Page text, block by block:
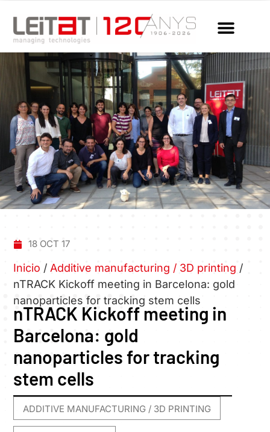
18 OCT 17
Inicio / Additive manufacturing / 3D printing /
nTRACK Kickoff meeting in Barcelona: gold
nanoparticles for tracking stem cells
nTRACK Kickoff meeting in
Barcelona: gold
nanoparticles for tracking
stem cells
ADDITIVE MANUFACTURING / 3D PRINTING